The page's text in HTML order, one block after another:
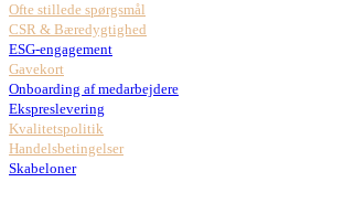
Ofte stillede spørgsmål
CSR & Bæredygtighed
ESG-engagement
Gavekort
Onboarding af medarbejdere
Ekspreslevering
Kvalitetspolitik
Handelsbetingelser
Skabeloner